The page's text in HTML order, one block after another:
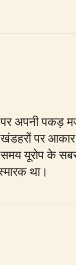
पर अपनी
पर
समय यूरोप के
था।